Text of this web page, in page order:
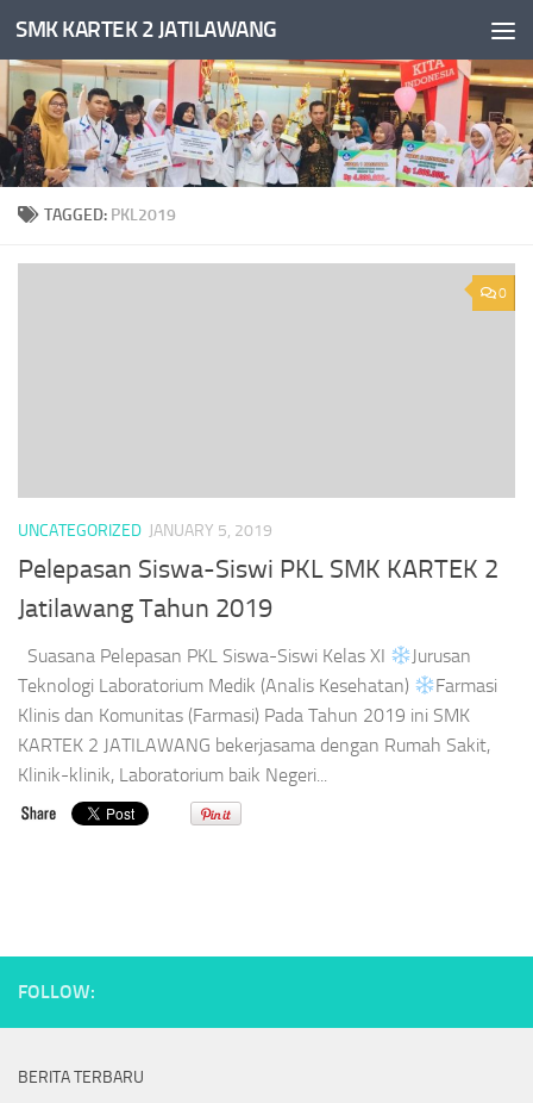
Skip to content
SMK KARTEK 2 JATILAWANG
TAGGED: PKL2019
0
UNCATEGORIZED JANUARY 5, 2019
Pelepasan Siswa-Siswi PKL SMK KARTEK 2
Jatilawang Tahun 2019
Suasana Pelepasan PKL Siswa-Siswi Kelas XI
Jurusan
Teknologi Laboratorium Medik (Analis Kesehatan)
Farmasi
Klinis dan Komunitas (Farmasi) Pada Tahun 2019 ini SMK
KARTEK 2 JATILAWANG bekerjasama dengan Rumah Sakit,
Klinik-klinik, Laboratorium baik Negeri...
FOLLOW:
BERITA TERBARU